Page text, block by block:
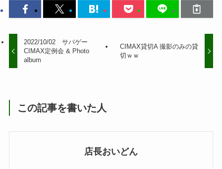
2022/10/02 サバゲー
CIMAX定例会 & Photo
album
CIMAX貸切A 撮影のみの貸
切ｗｗ
この記事を書いた人
店長おいどん